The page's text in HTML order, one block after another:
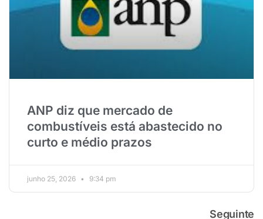
ANP diz que mercado de
combustíveis está abastecido no
curto e médio prazos
junho 25, 2026 9:34 pm
Seguinte